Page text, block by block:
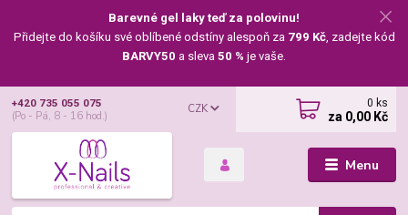
Barevné gel laky teď za polovinu!
Přidejte do košíku své oblíbené odstíny alespoň za 799 Kč, zadejte kód
BARVY50 a sleva 50 % je vaše.
Menu
CZK
+420 735 055 075
(Po - Pá, 8 - 16 hod.)
0 ks
za 0,00 Kč